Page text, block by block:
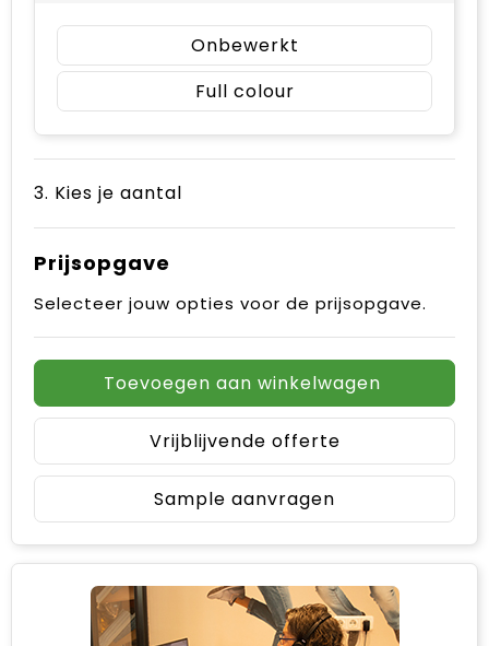
Onbewerkt
Full colour
3. Kies je aantal
Prijsopgave
Selecteer jouw opties voor de prijsopgave.
Toevoegen aan winkelwagen
Vrijblijvende offerte
Sample aanvragen